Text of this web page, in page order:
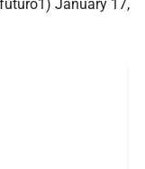
January 17,